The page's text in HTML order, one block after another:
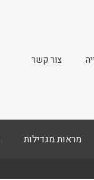
צור קשר
מראות מגדילות